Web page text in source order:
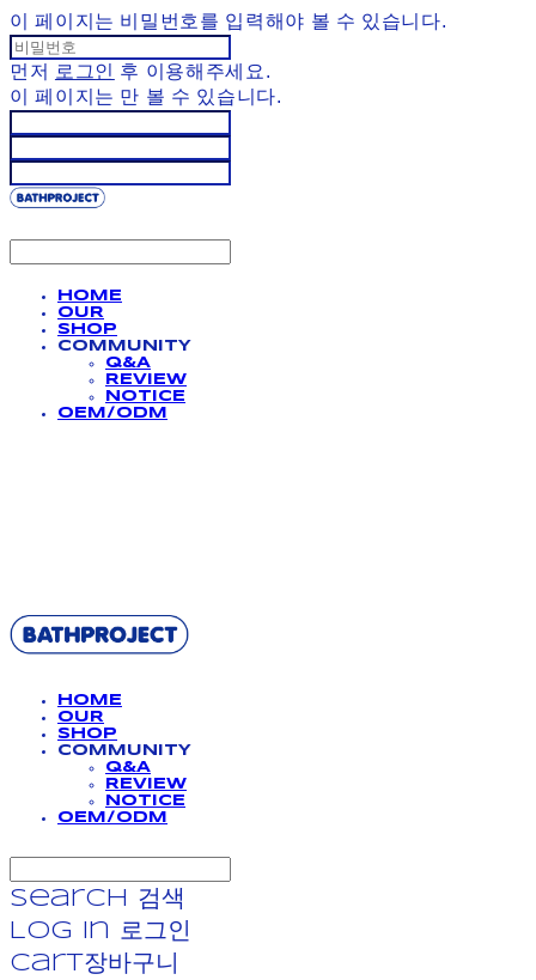
이 페이지는 비밀번호를 입력해야 볼 수 있습니다.
먼저 로그인 후 이용해주세요.
이 페이지는 만 볼 수 있습니다.
HOME
OUR
SHOP
COMMUNITY
Q&A
REVIEW
NOTICE
OEM/ODM
HOME
OUR
SHOP
COMMUNITY
Q&A
REVIEW
NOTICE
OEM/ODM
Search
검색
Log In
로그인
Cart장바구니